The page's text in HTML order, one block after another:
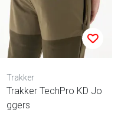
Trakker
Trakker TechPro KD Jo
ggers